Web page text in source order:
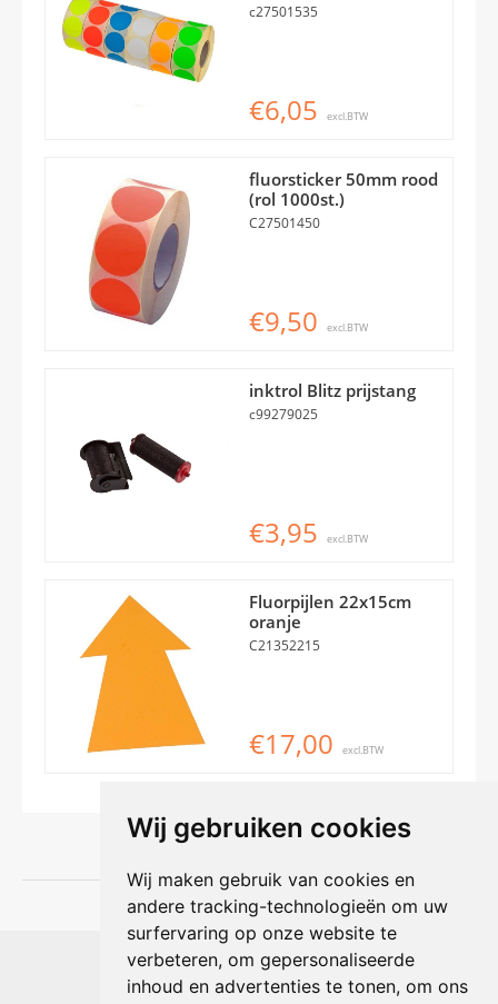
Wij gebruiken cookies
Wij maken gebruik van cookies en
andere tracking-technologieën om uw
surfervaring op onze website te
verbeteren, om gepersonaliseerde
inhoud en advertenties te tonen, om ons
c27501535
€6,05 excl.BTW
fluorsticker 50mm rood
(rol 1000st.)
C27501450
€9,50 excl.BTW
inktrol Blitz prijstang
c99279025
€3,95 excl.BTW
Fluorpijlen 22x15cm
oranje
C21352215
€17,00 excl.BTW
Shophouse online
Max Planckstraat 4